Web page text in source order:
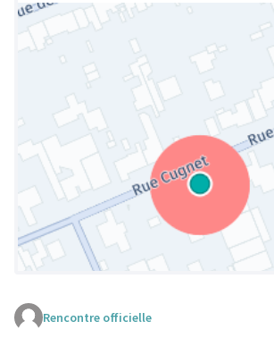
Rencontre officielle